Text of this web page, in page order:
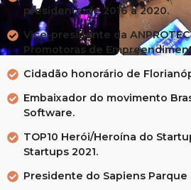
presidente de 2016 a 2020.
Vice-presidente da
Promotoras de
Cidadão honorário de
Embaixador do movimento
Software.
TOP10 Herói/Heroína do
Startups 2021.
Presidente do Sapiens Parque